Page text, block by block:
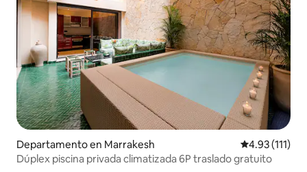
Departamento en Marrakesh Calificación
4.93 (111)
Dúplex piscina privada climatizada 6P traslado gratuito